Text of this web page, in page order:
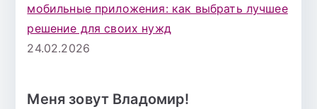
мобильные приложения: как выбрать лучшее
решение для своих нужд
24.02.2026
Меня зовут Владомир!